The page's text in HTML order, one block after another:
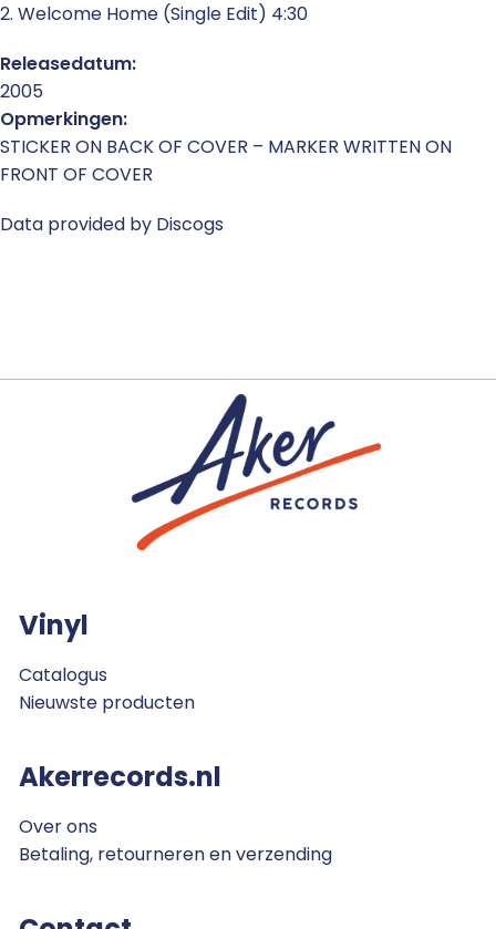
2. Welcome Home (Single Edit) 4:30
Releasedatum:
2005
Opmerkingen:
STICKER ON BACK OF COVER – MARKER WRITTEN ON
FRONT OF COVER
Data provided by Discogs
Vinyl
Catalogus
Nieuwste producten
Akerrecords.nl
Over ons
Betaling, retourneren en verzending